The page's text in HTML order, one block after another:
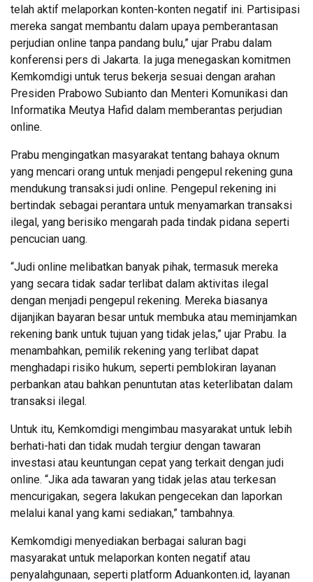
telah aktif melaporkan konten-konten negatif ini. Partisipasi
mereka sangat membantu dalam upaya pemberantasan
perjudian online tanpa pandang bulu,” ujar Prabu dalam
konferensi pers di Jakarta. Ia juga menegaskan komitmen
Kemkomdigi untuk terus bekerja sesuai dengan arahan
Presiden Prabowo Subianto dan Menteri Komunikasi dan
Informatika Meutya Hafid dalam memberantas perjudian
online.
Prabu mengingatkan masyarakat tentang bahaya oknum
yang mencari orang untuk menjadi pengepul rekening guna
mendukung transaksi judi online. Pengepul rekening ini
bertindak sebagai perantara untuk menyamarkan transaksi
ilegal, yang berisiko mengarah pada tindak pidana seperti
pencucian uang.
“Judi online melibatkan banyak pihak, termasuk mereka
yang secara tidak sadar terlibat dalam aktivitas ilegal
dengan menjadi pengepul rekening. Mereka biasanya
dijanjikan bayaran besar untuk membuka atau meminjamkan
rekening bank untuk tujuan yang tidak jelas,” ujar Prabu. Ia
menambahkan, pemilik rekening yang terlibat dapat
menghadapi risiko hukum, seperti pemblokiran layanan
perbankan atau bahkan penuntutan atas keterlibatan dalam
transaksi ilegal.
Untuk itu, Kemkomdigi mengimbau masyarakat untuk lebih
berhati-hati dan tidak mudah tergiur dengan tawaran
investasi atau keuntungan cepat yang terkait dengan judi
online. “Jika ada tawaran yang tidak jelas atau terkesan
mencurigakan, segera lakukan pengecekan dan laporkan
melalui kanal yang kami sediakan,” tambahnya.
Kemkomdigi menyediakan berbagai saluran bagi
masyarakat untuk melaporkan konten negatif atau
penyalahgunaan, seperti platform Aduankonten.id, layanan